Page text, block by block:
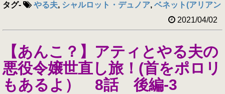
タグ- やる夫, シャルロット・デュノア, ベネット(アリアン
2021/04/02
【あんこ？】アティとやる夫の
悪役令嬢世直し旅！(首をポロリ
もあるよ） 8話 後編-3